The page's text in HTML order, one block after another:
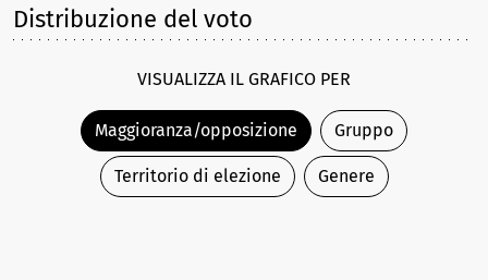
Distribuzione del voto
VISUALIZZA IL GRAFICO PER
Maggioranza/opposizione Gruppo
Territorio di elezione Genere